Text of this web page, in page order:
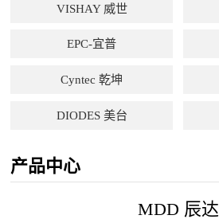
VISHAY 威世
EPC-宜普
Cyntec 乾坤
DIODES 美台
产品中心
MDD 辰达